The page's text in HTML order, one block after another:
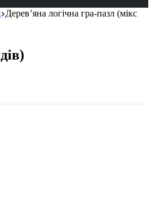
Дерев’яна логічна гра-пазл (мікс